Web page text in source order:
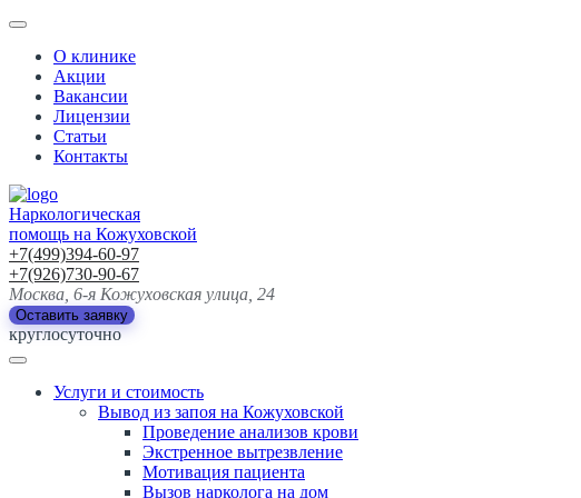
О клинике
Акции
Вакансии
Лицензии
Статьи
Контакты
Наркологическая
помощь на Кожуховской
+7(499)394-60-97
+7(926)730-90-67
Москва, 6-я Кожуховская улица, 24
Оставить заявку
круглосуточно
Услуги и стоимость
Вывод из запоя на Кожуховской
Проведение анализов крови
Экстренное вытрезвление
Мотивация пациента
Вызов нарколога на дом